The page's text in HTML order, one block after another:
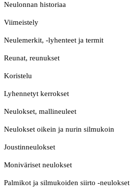
Neulonnan historiaa
Viimeistely
Neulemerkit, -lyhenteet ja termit
Reunat, reunukset
Koristelu
Lyhennetyt kerrokset
Neulokset, mallineuleet
Neulokset oikein ja nurin silmukoin
Joustinneulokset
Moniväriset neulokset
Palmikot ja silmukoiden siirto -neulokset